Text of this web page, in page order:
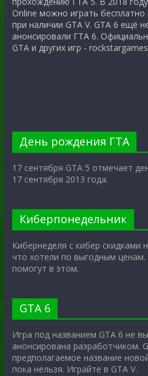
Online можно играть бесплатно
при наличии GTA V. GTA 6 ещё
анонсировали ГТА 6.
GTA и других игр -
День рождения ГТА
17 сентября GTA 5 отмечает
17 сентября 2013 года.
Киберпонедельник
Кибернеделя с кибер скидками
что хотели по выгодным ценам.
помогут в этом.
GTA 6
Игра под названием GTA 6 не
анонсирована разработчиком.
предполагаемое название
пока нельзя. Играйте в GTA V.